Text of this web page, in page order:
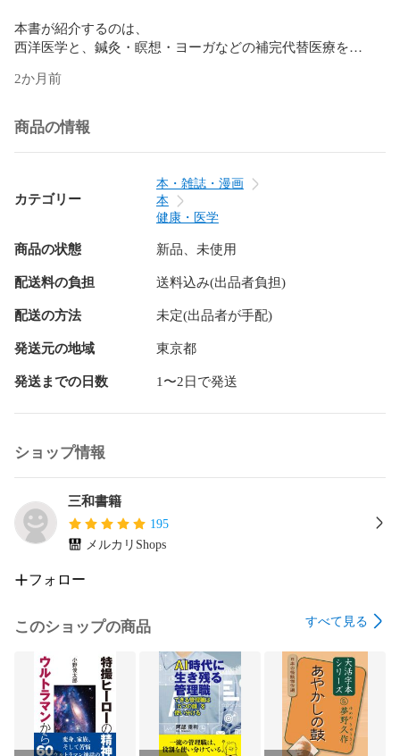
本書が紹介するのは、
西洋医学と、鍼灸・瞑想・ヨーガなどの補完代替医療を
「統合医療」という新しい医療のかたちです。
268本の引用文献と豊富な研究成果をもとに、
未来の医療の可能性をわかりやすく示します。
あなた自身の力を生かす医療とは何か──
その答えを探る一冊です。
第１章　西洋医学が抱える課題
第２章　統合医療とは何か
第３章　心身療法
第４章　手技療法
第５章　運動
第７章　社交性と健康
慢性疼痛／心臓血管系疾患／うつ病／悪性疾患／コ
ロナワクチン後遺症
著者プロフィール
高橋 徳（タカハシ トク）
クリニック徳院長
ウィスコンシン医科大学名誉教授
関西の病院で消化器外科を専攻した後、渡米。ミシガン大学
助手・デューク大学教授・ウィスコンシン医科大学教授を経
市に「統合医療クリニック徳」をオープン。米国時代の主な
研究テーマは「統合医療」と「オキシトシンの生理作用」。
著書に『人は愛することで健康になれる』『あなたが選ぶ
統合医療』（知道出版）『オキシトシン健康法』（アスコ
ム）『人のために祈ると超健康になる』『８つのツボで30の
2か月前
商品の情報
カテゴリー
本・雑誌・漫画
本
健康・医学
商品の状態 新品、未使用
配送料の負担 送料込み(出品者負担)
配送の方法 未定(出品者が手配)
発送元の地域 東京都
発送までの日数 1〜2日で発送
ショップ情報
三和書籍
195
メルカリShops
フォロー
このショップの商品 すべて見る